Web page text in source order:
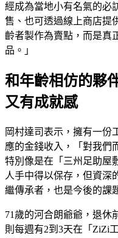
經成為當地小有名氣的必
售、也可透過線上商店提
齡者製作為賣點，而是真
品。」
和年齡相仿的夥
又有成就感
岡村達司表示，擁有一份
應的金錢收入，「對我們
特別像是在「三州足助屋
人手中得以保存，但資深
繼傳承者，也是今後的課
71歲的河合朗爺爺，退休
則每週有2到3天在「ZiZi